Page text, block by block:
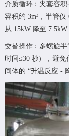
介质循环：夹套容积
容积约 3m³，半管
从 15kW 降至 7.5kW
交替操作：多螺旋
时间≤30 秒），避
间体的 “升温反应 -